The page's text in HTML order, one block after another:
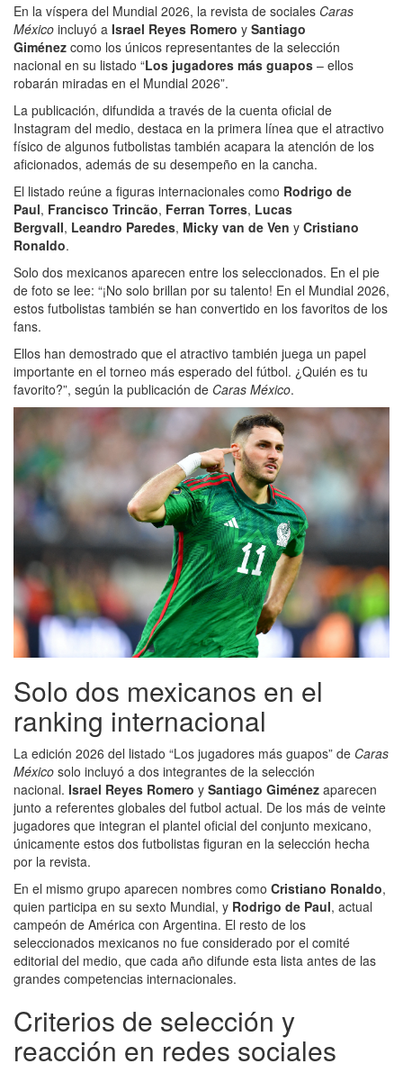
En la víspera del Mundial 2026, la revista de sociales Caras
México incluyó a Israel Reyes Romero y Santiago
Giménez como los únicos representantes de la selección
nacional en su listado “Los jugadores más guapos – ellos
robarán miradas en el Mundial 2026”.
La publicación, difundida a través de la cuenta oficial de
Instagram del medio, destaca en la primera línea que el atractivo
físico de algunos futbolistas también acapara la atención de los
aficionados, además de su desempeño en la cancha.
El listado reúne a figuras internacionales como Rodrigo de
Paul, Francisco Trincão, Ferran Torres, Lucas
Bergvall, Leandro Paredes, Micky van de Ven y Cristiano
Ronaldo.
Solo dos mexicanos aparecen entre los seleccionados. En el pie
de foto se lee: “¡No solo brillan por su talento! En el Mundial 2026,
estos futbolistas también se han convertido en los favoritos de los
fans.
Ellos han demostrado que el atractivo también juega un papel
importante en el torneo más esperado del fútbol. ¿Quién es tu
favorito?”, según la publicación de Caras México.
Solo dos mexicanos en el
ranking internacional
La edición 2026 del listado “Los jugadores más guapos” de Caras
México solo incluyó a dos integrantes de la selección
nacional. Israel Reyes Romero y Santiago Giménez aparecen
junto a referentes globales del futbol actual. De los más de veinte
jugadores que integran el plantel oficial del conjunto mexicano,
únicamente estos dos futbolistas figuran en la selección hecha
por la revista.
En el mismo grupo aparecen nombres como Cristiano Ronaldo,
quien participa en su sexto Mundial, y Rodrigo de Paul, actual
campeón de América con Argentina. El resto de los
seleccionados mexicanos no fue considerado por el comité
editorial del medio, que cada año difunde esta lista antes de las
grandes competencias internacionales.
Criterios de selección y
reacción en redes sociales